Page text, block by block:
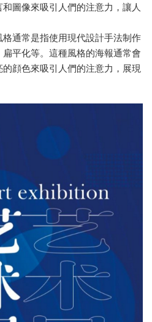
圖像來吸引人們的注意力，讓人
格通常是指使用現代設計手法制作
平化等。這種風格的海報通常會
顔色來吸引人們的注意力，展現